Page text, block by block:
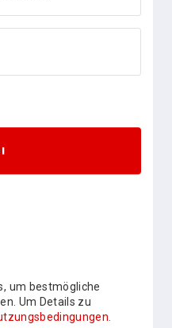
um bestmögliche
Um Details zu